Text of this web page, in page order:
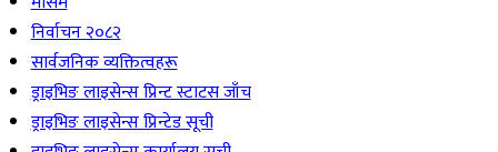
निर्वाचन २०८२
सार्वजनिक व्यक्तित्वहरू
ड्राइभिङ लाइसेन्स प्रिन्ट स्टाटस जाँच
ड्राइभिङ लाइसेन्स प्रिन्टेड सूची